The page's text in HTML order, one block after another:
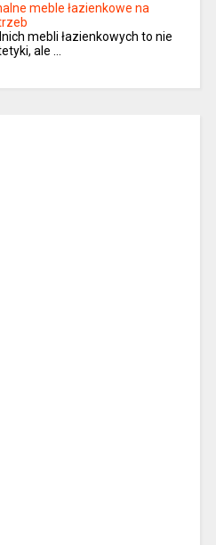
meble łazienkowe na
mebli łazienkowych to nie
ale …